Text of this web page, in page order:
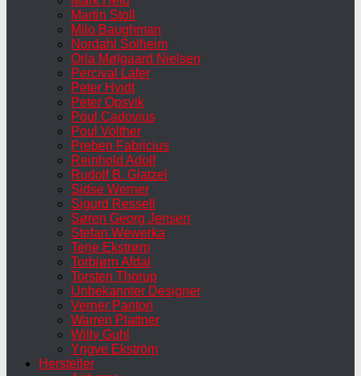
Martin Stoll
Milo Baughman
Nordahl Solheim
Orla Mølgaard Nielsen
Percival Lafer
Peter Hvidt
Peter Opsvik
Poul Cadovius
Poul Volther
Preben Fabricius
Reinhold Adolf
Rudolf B. Glatzel
Sidse Werner
Sigurd Ressell
Søren Georg Jensen
Stefan Wewerka
Terje Ekstrøm
Torbjørn Afdal
Torsten Thorup
Unbekannter Designer
Verner Panton
Warren Plattner
Willy Guhl
Yngve Ekström
Hersteller